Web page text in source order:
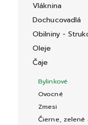
Vláknina
Dochucovadlá
Obilniny -
Oleje
Čaje
Bylinkové
Ovocné
Zmesi
Čierne, zelené